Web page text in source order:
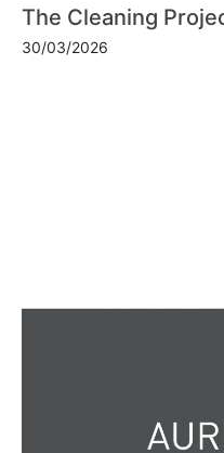
The Cleaning
30/03/2026